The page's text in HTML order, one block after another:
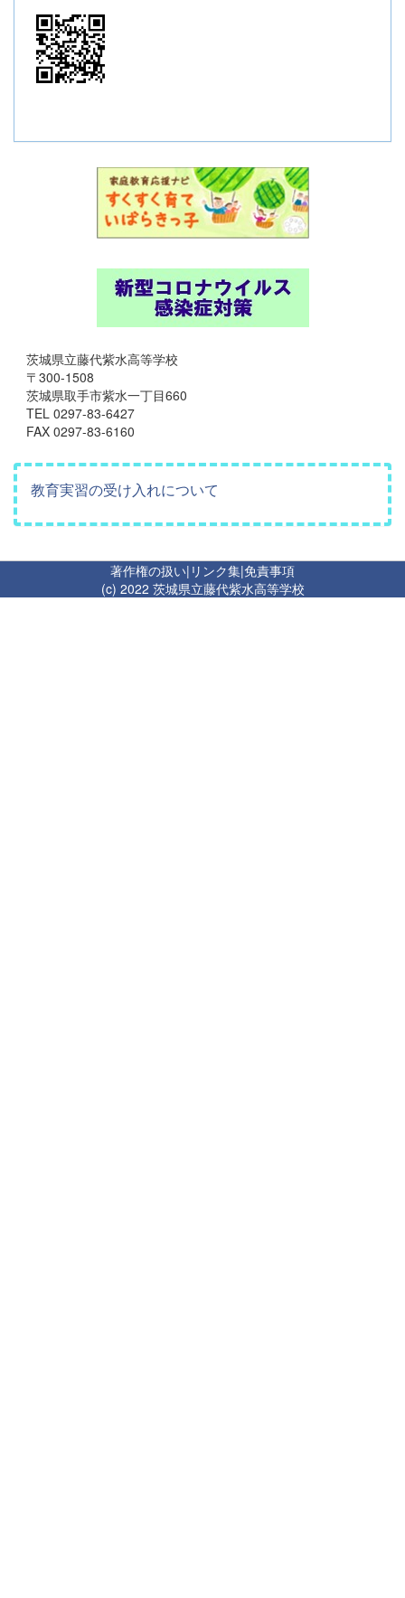
茨城県立藤代紫水高等学校
〒300-1508
茨城県取手市紫水一丁目660
TEL 0297-83-6427
FAX 0297-83-6160
教育実習の受け入れについて
著作権の扱い| リンク集|免責事項
(c) 2022 茨城県立藤代紫水高等学校